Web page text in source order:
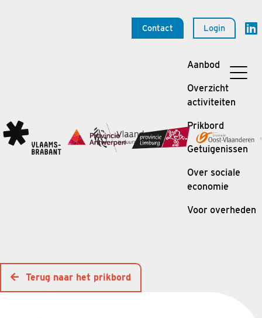
Contact Login
Aanbod
Overzicht
activiteiten
Prikbord
Getuigenissen
Over sociale
economie
Voor overheden
Terug naar het prikbord